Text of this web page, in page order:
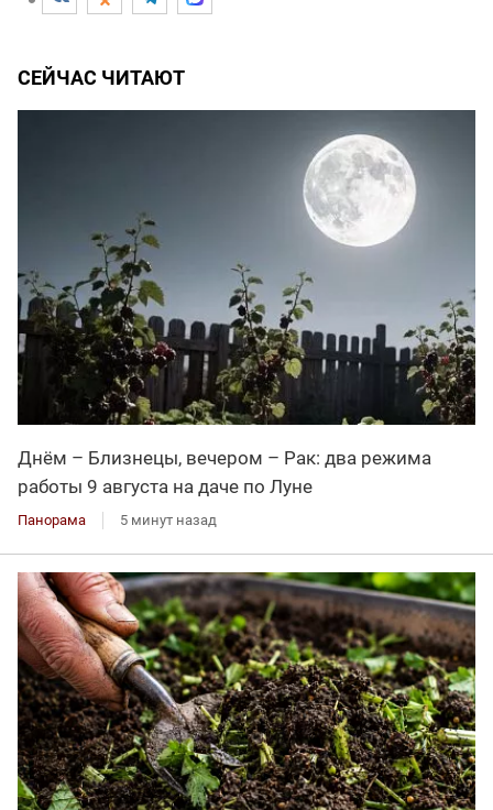
СЕЙЧАС ЧИТАЮТ
Днём – Близнецы, вечером – Рак: два режима
работы 9 августа на даче по Луне
Панорама 5 минут назад